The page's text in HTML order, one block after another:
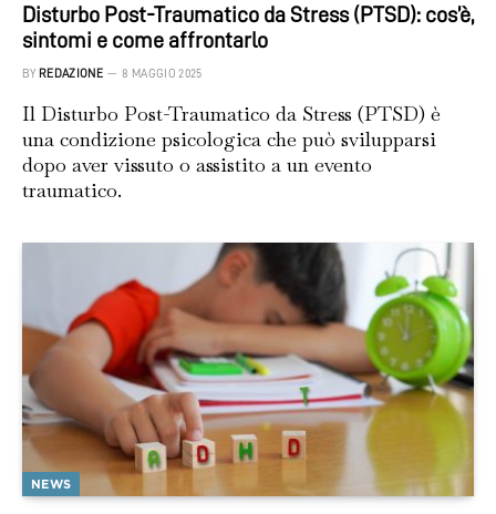
Disturbo Post-Traumatico da Stress (PTSD): cos’è,
sintomi e come affrontarlo
BY REDAZIONE 8 MAGGIO 2025
Il Disturbo Post-Traumatico da Stress (PTSD) è
una condizione psicologica che può svilupparsi
dopo aver vissuto o assistito a un evento
traumatico.
NEWS